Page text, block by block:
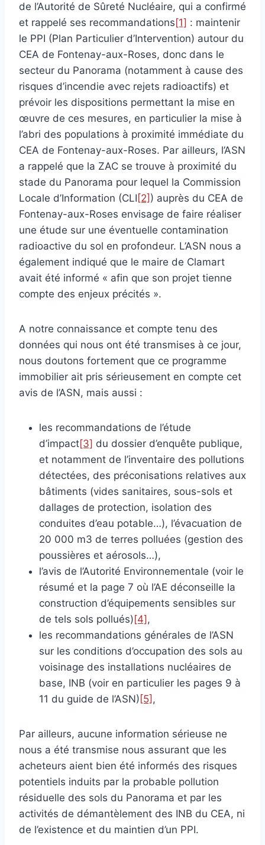
de l’Autorité de Sûreté Nucléaire, qui a confirmé
et rappelé ses recommandations [1] : maintenir
le PPI (Plan Particulier d’Intervention) autour du
CEA de Fontenay-aux-Roses, donc dans le
secteur du Panorama (notamment à cause des
risques d’incendie avec rejets radioactifs) et
prévoir les dispositions permettant la mise en
œuvre de ces mesures, en particulier la mise à
l’abri des populations à proximité immédiate du
CEA de Fontenay-aux-Roses. Par ailleurs, l’ASN
a rappelé que la ZAC se trouve à proximité du
stade du Panorama pour lequel la Commission
Locale d’Information (CLI [2] ) auprès du CEA de
Fontenay-aux-Roses envisage de faire réaliser
une étude sur une éventuelle contamination
radioactive du sol en profondeur. L’ASN nous a
également indiqué que le maire de Clamart
avait été informé « afin que son projet tienne
compte des enjeux précités ».
A notre connaissance et compte tenu des
données qui nous ont été transmises à ce jour,
nous doutons fortement que ce programme
immobilier ait pris sérieusement en compte cet
avis de l’ASN, mais aussi :
les recommandations de l’étude
d’impact[3] du dossier d’enquête publique,
et notamment de l’inventaire des pollutions
détectées, des préconisations relatives aux
bâtiments (vides sanitaires, sous-sols et
dallages de protection, isolation des
conduites d’eau potable…), l’évacuation de
20 000 m3 de terres polluées (gestion des
poussières et aérosols…),
l’avis de l’Autorité Environnementale (voir le
résumé et la page 7 où l’AE déconseille la
construction d’équipements sensibles sur
de tels sols pollués) [4] ,
les recommandations générales de l’ASN
sur les conditions d’occupation des sols au
voisinage des installations nucléaires de
base, INB (voir en particulier les pages 9 à
11 du guide de l’ASN) [5] ,
Par ailleurs, aucune information sérieuse ne
nous a été transmise nous assurant que les
acheteurs aient bien été informés des risques
potentiels induits par la probable pollution
résiduelle des sols du Panorama et par les
activités de démantèlement des INB du CEA, ni
de l’existence et du maintien d’un PPI.